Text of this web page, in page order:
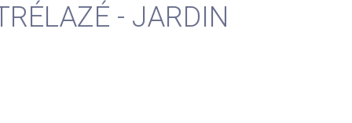
- JARDIN